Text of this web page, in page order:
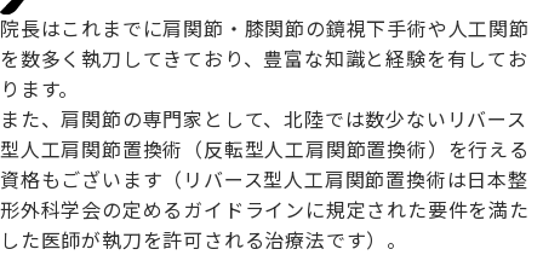
院長はこれまでに肩関節・膝関節の鏡視下手術や人工関節
を数多く執刀してきており、豊富な知識と経験を有してお
ります。
また、肩関節の専門家として、北陸では数少ないリバース
型人工肩関節置換術（反転型人工肩関節置換術）を行える
資格もございます（リバース型人工肩関節置換術は日本整
形外科学会の定めるガイドラインに規定された要件を満た
した医師が執刀を許可される治療法です）。